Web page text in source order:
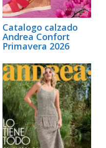
Catalogo calzado
Andrea Confort
Primavera 2026